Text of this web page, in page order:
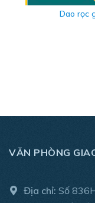
Dao rọc
VĂN PHÒNG
Địa chỉ: Số